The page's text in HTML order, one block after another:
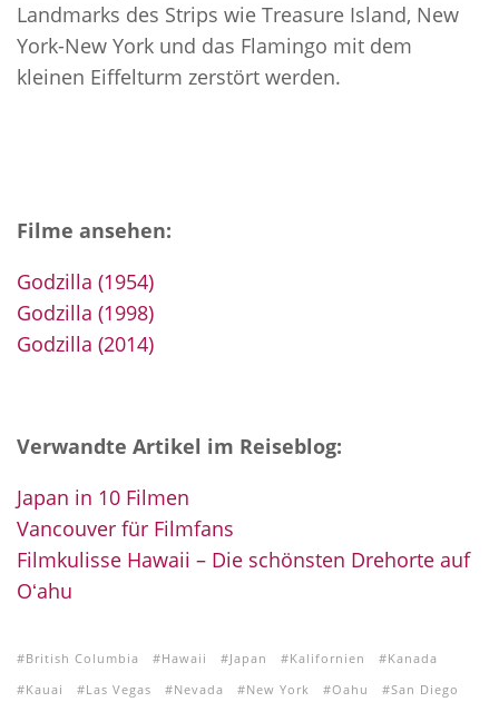
Landmarks des Strips wie Treasure Island, New
York-New York und das Flamingo mit dem
kleinen Eiffelturm zerstört werden.
Filme ansehen:
Godzilla (1954)
Godzilla (1998)
Godzilla (2014)
Verwandte Artikel im Reiseblog:
Japan in 10 Filmen
Vancouver für Filmfans
Filmkulisse Hawaii – Die schönsten Drehorte auf
Oʻahu
British Columbia Hawaii Japan Kalifornien
Kanada
Kauai
Las Vegas Nevada New York Oahu
San Diego